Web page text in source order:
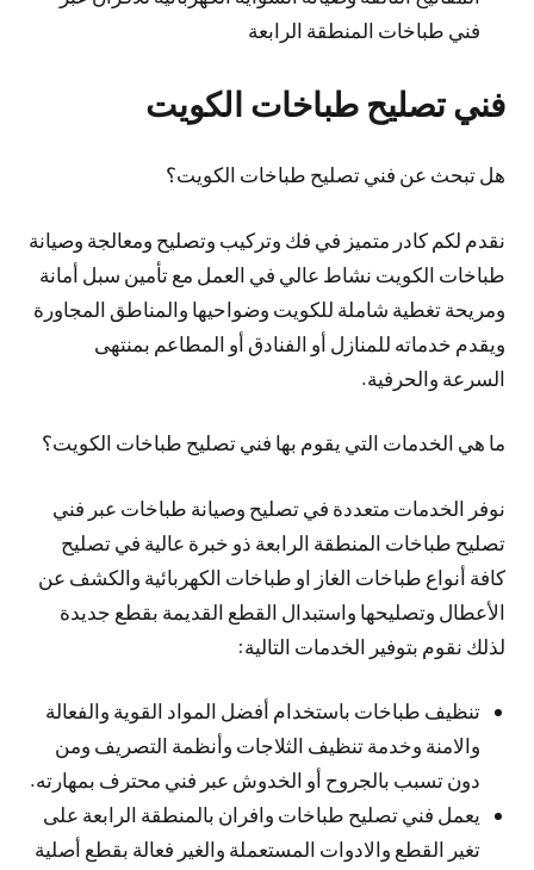
فني طباخات المنطقة الرابعة
فني تصليح طباخات الكويت
هل تبحث عن فني تصليح طباخات الكويت؟
نقدم لكم كادر متميز في فك وتركيب وتصليح ومعالجة وصيانة
طباخات الكويت نشاط عالي في العمل مع تأمين سبل أمانة
ومريحة تغطية شاملة للكويت وضواحيها والمناطق المجاورة
ويقدم خدماته للمنازل أو الفنادق أو المطاعم بمنتهى
السرعة والحرفية.
ما هي الخدمات التي يقوم بها فني تصليح طباخات الكويت؟
نوفر الخدمات متعددة في تصليح وصيانة طباخات عبر فني
تصليح طباخات المنطقة الرابعة ذو خبرة عالية في تصليح
كافة أنواع طباخات الغاز او طباخات الكهربائية والكشف عن
الأعطال وتصليحها واستبدال القطع القديمة بقطع جديدة
لذلك نقوم بتوفير الخدمات التالية:
تنظيف طباخات باستخدام أفضل المواد القوية والفعالة
والامنة وخدمة تنظيف الثلاجات وأنظمة التصريف ومن
دون تسبب بالجروح أو الخدوش عبر فني محترف بمهارته.
يعمل فني تصليح طباخات وافران بالمنطقة الرابعة على
تغير القطع والادوات المستعملة والغير فعالة بقطع أصلية